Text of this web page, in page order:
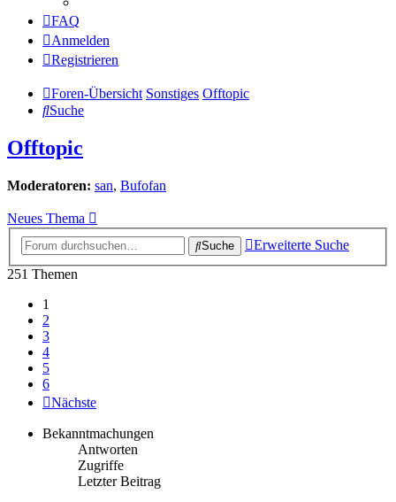
FAQ
Anmelden
Registrieren
Foren-Übersicht Sonstiges Offtopic
Suche
Offtopic
Moderatoren: san, Bufofan
Neues Thema
Suche
Erweiterte Suche
251 Themen
1
2
3
4
5
6
Nächste
Bekanntmachungen
Antworten
Zugriffe
Letzter Beitrag